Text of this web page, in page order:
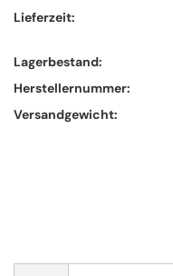
Lieferzeit:
Lagerbestand:
Herstellernummer:
Versandgewicht: